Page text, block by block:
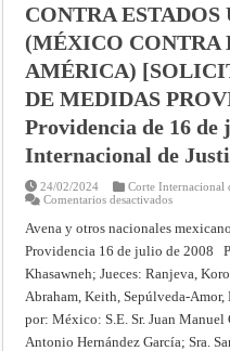
CONTRA
(MÉXICO CONTRA
AMÉRICA)
DE MEDIDAS
Providencia de 16 de
Internacional de
24/02/2024
Corte Internacional
Comentarios desactivadosen
DE
DEL
DE
31
DE
MARZO
DE
2004
Avena y otros nacionales
Providencia 16 de julio de 2008
Khasawneh; Jueces: Ranjeva,
Abraham, Keith, Sepúlveda-
por: México: S.E. Sr. Juan Manuel
Antonio Hernández García; Sra.